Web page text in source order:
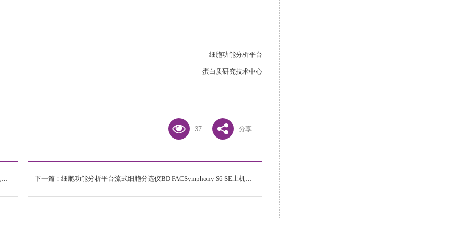
细胞功能分析平台
蛋白质研究技术中心
37 分享
上一篇：X射线晶体学平台高功率单晶衍射仪XtaLAB FR-X单晶衍射上机培训通知 下一篇：细胞功能分析平台流式细胞分选仪BD FACSymphony S6 SE上机培训通知